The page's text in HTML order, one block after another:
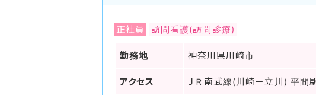
正社員 訪問看護(訪問診療)
勤務地 神奈川県川崎市
アクセス ＪＲ南武線(川崎－立川) 平間